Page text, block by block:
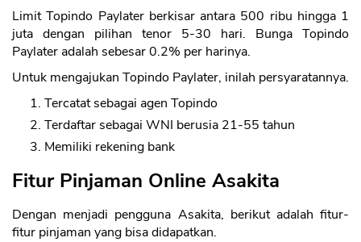
Limit Topindo Paylater berkisar antara 500 ribu hingga 1
juta dengan pilihan tenor 5-30 hari. Bunga Topindo
Paylater adalah sebesar 0.2% per harinya.
Untuk mengajukan Topindo Paylater, inilah persyaratannya.
Tercatat sebagai agen Topindo
Terdaftar sebagai WNI berusia 21-55 tahun
Memiliki rekening bank
Fitur Pinjaman Online Asakita
Dengan menjadi pengguna Asakita, berikut adalah fitur-
fitur pinjaman yang bisa didapatkan.